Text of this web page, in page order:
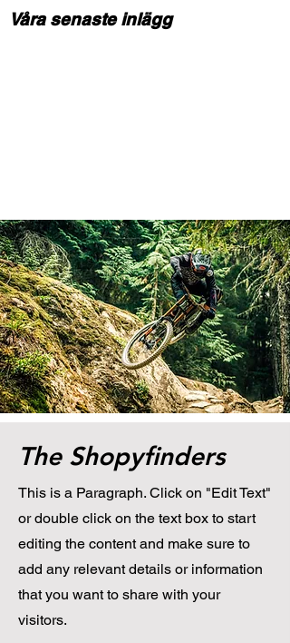
The Shopyfinders
This is a Paragraph. Click on "Edit Text"
or double click on the text box to start
editing the content and make sure to
add any relevant details or information
that you want to share with your
visitors.
Våra senaste inlägg